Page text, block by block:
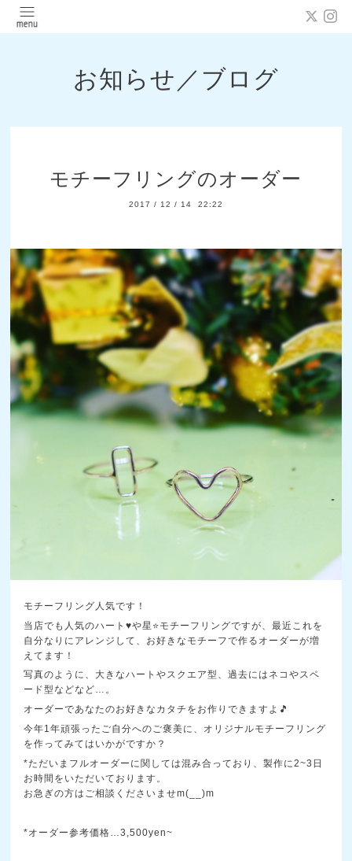
お知らせ／ブログ
モチーフリングのオーダー
2017 / 12 / 14 22:22
モチーフリング人気です！
当店でも人気のハート♥️や星⭐️モチーフリングですが、最近これを
自分なりにアレンジして、お好きなモチーフで作るオーダーが増
えてます！
写真のように、大きなハートやスクエア型、過去にはネコやスペ
ード型などなど…。
オーダーであなたのお好きなカタチをお作りできますよ🎵
今年1年頑張ったご自分へのご褒美に、オリジナルモチーフリング
を作ってみてはいかがですか？
*ただいまフルオーダーに関しては混み合っており、製作に2~3日
お時間をいただいております。
お急ぎの方はご相談くださいませm(__)m
*オーダー参考価格…3,500yen~